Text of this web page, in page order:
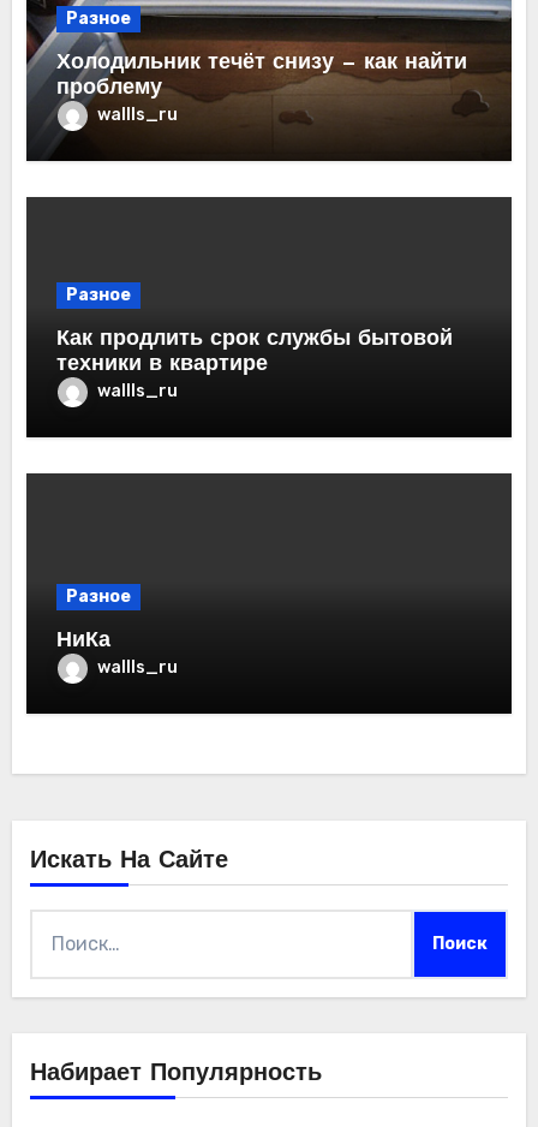
Разное
Холодильник течёт снизу — как найти
проблему
wallls_ru
Разное
Как продлить срок службы бытовой
техники в квартире
wallls_ru
Разное
НиКа
wallls_ru
Искать На Сайте
Набирает Популярность